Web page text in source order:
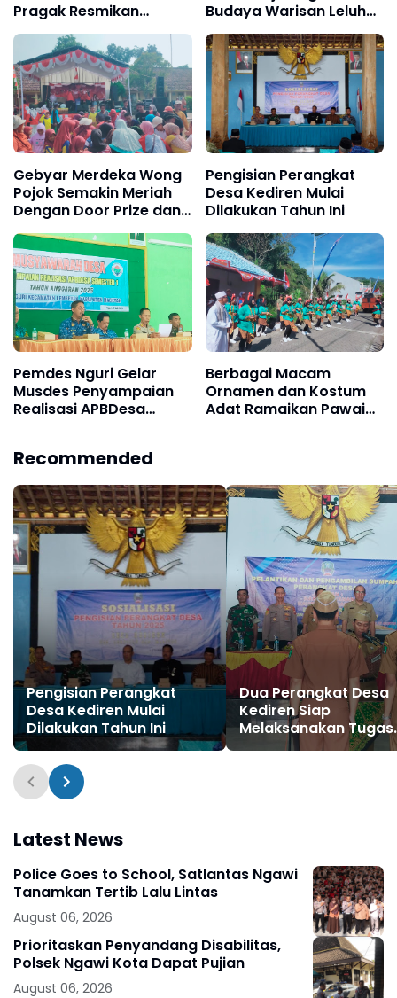
Pragak Resmikan
Koperasi Desa Merah
Budaya Warisan Leluhur
Bangsa
Gebyar Merdeka Wong
Pojok Semakin Meriah
Dengan Door Prize dan
Gunungan Dari Hasil
Bumi
Pengisian Perangkat
Desa Kediren Mulai
Dilakukan Tahun Ini
Pemdes Nguri Gelar
Musdes Penyampaian
Realisasi APBDesa
Berbagai Macam
Ornamen dan Kostum
Adat Ramaikan Pawai
Recommended
Pengisian Perangkat
Desa Kediren Mulai
Dilakukan Tahun Ini
Dua Perangkat Desa
Kediren Siap
Melaksanakan Tugas
Usai Resmi Dilantik
Latest News
Police Goes to School, Satlantas Ngawi
Tanamkan Tertib Lalu Lintas
August 06, 2026
Prioritaskan Penyandang Disabilitas,
Polsek Ngawi Kota Dapat Pujian
August 06, 2026